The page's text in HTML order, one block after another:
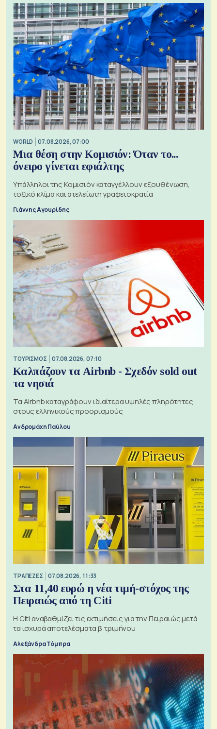
WORLD 07.08.2026, 07:00
Μια θέση στην Κομισιόν: Όταν το...
όνειρο γίνεται εφιάλτης
Υπάλληλοι της Κομισιόν καταγγέλλουν εξουθένωση,
τοξικό κλίμα και ατελείωτη γραφειοκρατία
Γιάννης Αγουρίδης
ΤΟΥΡΙΣΜΟΣ 07.08.2026, 07:10
Καλπάζουν τα Airbnb - Σχεδόν sold out
τα νησιά
Τα Airbnb καταγράφουν ιδιαίτερα υψηλές πληρότητες
στους ελληνικούς προορισμούς
Ανδρομάχη Παύλου
ΤΡΑΠΕΖΕΣ 07.08.2026, 11:33
Στα 11,40 ευρώ η νέα τιμή-στόχος της
Πειραιώς από τη Citi
Η Citi αναβαθμίζει τις εκτιμήσεις για την Πειραιώς μετά
τα ισχυρά αποτελέσματα β' τριμήνου
Αλεξάνδρα Τόμπρα